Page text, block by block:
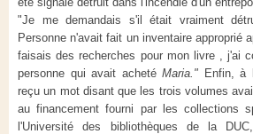
"Je me demandais s'il était vraiment
Personne n'avait fait un inventaire approprié
faisais des recherches pour mon livre , j'ai
personne qui avait acheté Maria." Enfin, à
reçu un mot disant que les trois volumes
au financement fourni par les collections
l'Université des bibliothèques de la